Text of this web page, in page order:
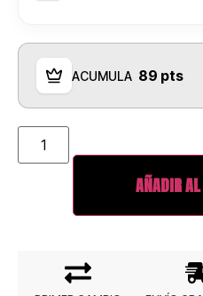
ACUMULA 89 pts
AÑADIR